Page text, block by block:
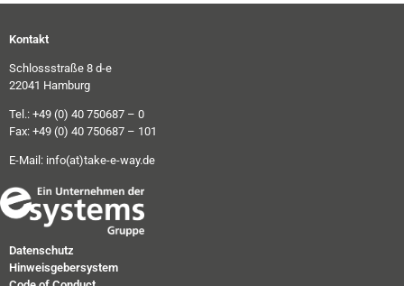
Kontakt
Schlossstraße 8 d-e
22041 Hamburg
Tel.: +49 (0) 40 750687 – 0
Fax: +49 (0) 40 750687 – 101
E-Mail: info(at)take-e-way.de
Datenschutz
Hinweisgebersystem